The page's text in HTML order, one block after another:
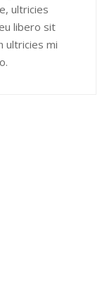
ultricies
libero sit
ultricies mi